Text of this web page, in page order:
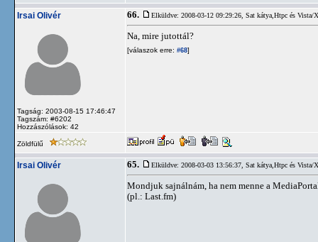
Irsai Olivér
Tagság: 2003-08-15 17:46:47
Tagszám: #6202
Hozzászólások: 42
66. Elküldve: 2008-03-12 09:29:26, Sat kátya,Htpc és Vista/
Na, mire jutottál?
[válaszok erre: #68]
Zöldfülű
Irsai Olivér 65. Elküldve: 2008-03-03 13:56:37, Sat kátya,Htpc és Vista/
Mondjuk sajnálnám, ha nem menne a
(pl.: Last.fm)